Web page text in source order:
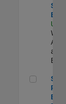
US-
Web
and
Senior